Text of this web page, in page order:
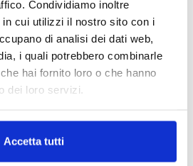
Condividiamo inoltre
cui utilizzi il nostro sito con i
di analisi dei dati web,
i quali potrebbero combinarle
hai fornito loro o che hanno
dei loro servizi.
Accetta tutti